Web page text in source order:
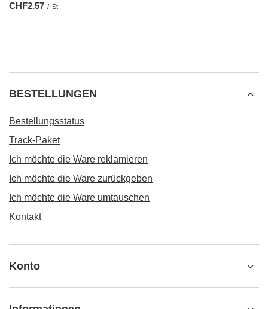
CHF2.57 / St.
BESTELLUNGEN
Bestellungsstatus
Track-Paket
Ich möchte die Ware reklamieren
Ich möchte die Ware zurückgeben
Ich möchte die Ware umtauschen
Kontakt
Konto